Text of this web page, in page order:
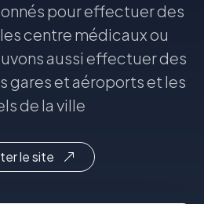
pour effectuer des
centre médicaux ou
aussi effectuer des
gares et aéroports et les
de la ville
le site